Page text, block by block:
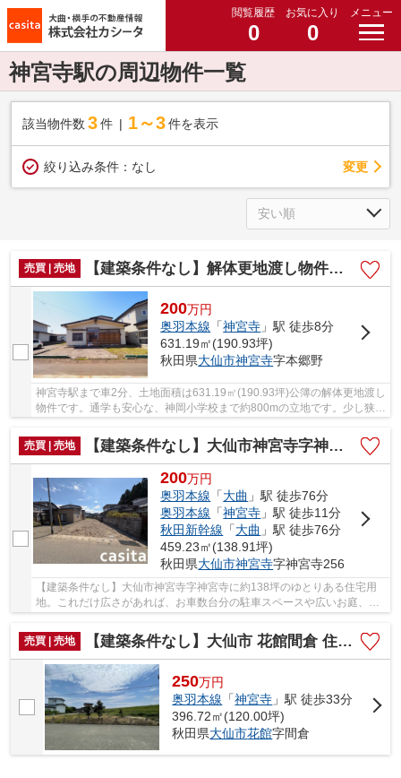
閲覧履歴
0
お気に入り
0
メニュー
神宮寺駅の周辺物件一覧
該当物件数 3件 1～3 件を表示
絞り込み条件： なし 変更
売買 | 売地 【建築条件なし】解体更地渡し物件・大仙市神宮寺の住宅用地 190.93坪(公簿)
200万円
奥羽本線 「神宮寺 」駅 徒歩8分
631.19㎡(190.93坪)
秋田県大仙市神宮寺字本郷野
神宮寺駅まで車2分、土地面積は631.19㎡(190.93坪)公簿の解体更地渡し
物件です。通学も安心な、神岡小学校まで約800mの立地です。少し狭め
売買 | 売地
【建築条件なし】大仙市神宮寺字神宮寺 138.91坪 住宅用地
200万円
奥羽本線 「大曲 」駅 徒歩76分
奥羽本線 「神宮寺 」駅 徒歩11分
秋田新幹線 「大曲 」駅 徒歩76分
459.23㎡(138.91坪)
秋田県大仙市神宮寺字神宮寺256
【建築条件なし】大仙市神宮寺字神宮寺に約138坪のゆとりある住宅用
地。これだけ広さがあれば、お車数台分の駐車スペースや広いお庭、人
売買 | 売地
【建築条件なし】大仙市 花館間倉 住宅用地 120坪
250万円
奥羽本線 「神宮寺 」駅 徒歩33分
396.72㎡(120.00坪)
秋田県大仙市花館字間倉